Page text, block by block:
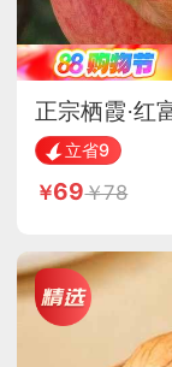
正宗栖霞·红
立省9
69 78